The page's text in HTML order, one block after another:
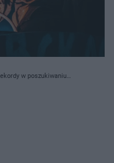
w poszukiwaniu